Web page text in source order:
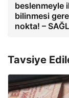
beslenmeyle
bilinmesi
nokta! –
Tavsiye